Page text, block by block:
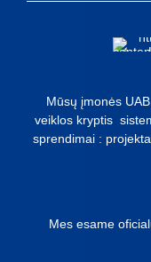
Mūsų įmonės
veiklos kryptis
sprendimai :
Mes esame